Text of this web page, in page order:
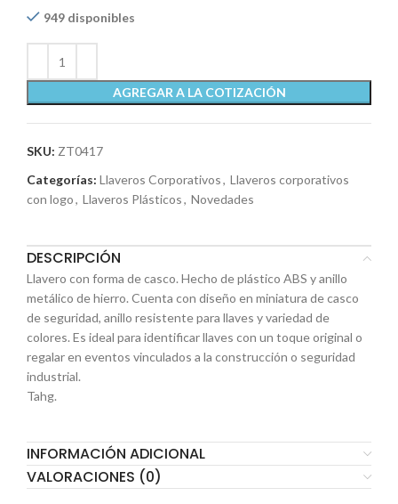
949 disponibles
AGREGAR A LA COTIZACIÓN
SKU: ZT0417
Categorías: Llaveros Corporativos, Llaveros corporativos
con logo, Llaveros Plásticos, Novedades
DESCRIPCIÓN
Llavero con forma de casco. Hecho de plástico ABS y anillo
metálico de hierro. Cuenta con diseño en miniatura de casco
de seguridad, anillo resistente para llaves y variedad de
colores. Es ideal para identificar llaves con un toque original o
regalar en eventos vinculados a la construcción o seguridad
industrial.
Tahg.
INFORMACIÓN ADICIONAL
VALORACIONES (0)